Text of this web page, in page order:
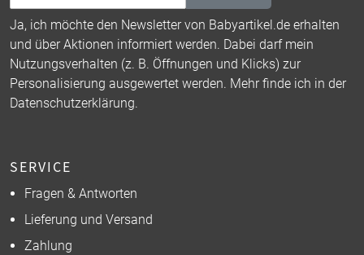
Ja, ich möchte den Newsletter von Babyartikel.de erhalten
und über Aktionen informiert werden. Dabei darf mein
Nutzungsverhalten (z. B. Öffnungen und Klicks) zur
Personalisierung ausgewertet werden. Mehr finde ich in der
Datenschutzerklärung.
SERVICE
Fragen & Antworten
Lieferung und Versand
Zahlung